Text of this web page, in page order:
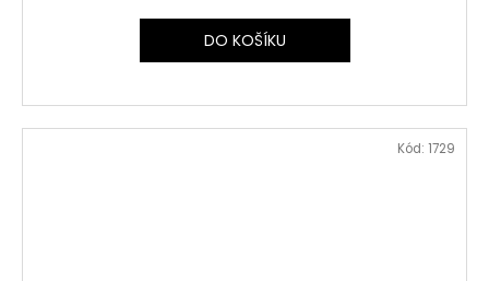
DO KOŠÍKU
Kód: 1729